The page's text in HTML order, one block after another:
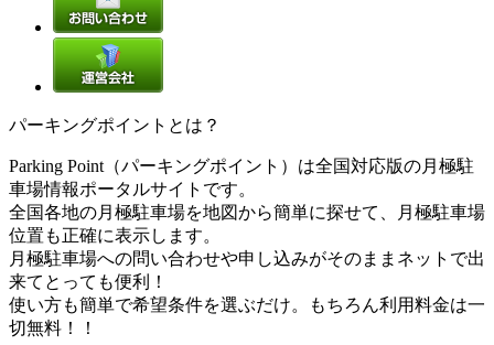
パーキングポイントとは？
Parking Point（パーキングポイント）は全国対応版の月極駐
車場情報ポータルサイトです。
全国各地の月極駐車場を地図から簡単に探せて、月極駐車場
位置も正確に表示します。
月極駐車場への問い合わせや申し込みがそのままネットで出
来てとっても便利！
使い方も簡単で希望条件を選ぶだけ。もちろん利用料金は一
切無料！！